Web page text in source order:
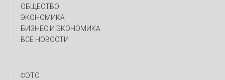
ОБЩЕСТВО
ЭКОНОМИКА
БИЗНЕС И ЭКОНОМИКА
ВСЕ НОВОСТИ
ФОТО